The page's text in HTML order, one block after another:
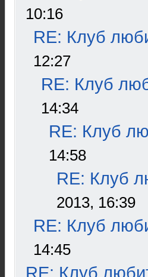
10:16
RE: Клуб
12:27
RE: Клуб
14:34
RE: Клуб
14:58
RE: Клуб
2013, 16:39
RE: Клуб
14:45
RE: Клуб